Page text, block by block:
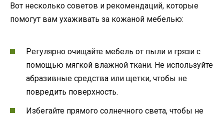
Вот несколько советов и рекомендаций, которые
помогут вам ухаживать за кожаной мебелью:
Регулярно очищайте мебель от пыли и грязи с
помощью мягкой влажной ткани. Не используйте
абразивные средства или щетки, чтобы не
повредить поверхность.
Избегайте прямого солнечного света, чтобы не